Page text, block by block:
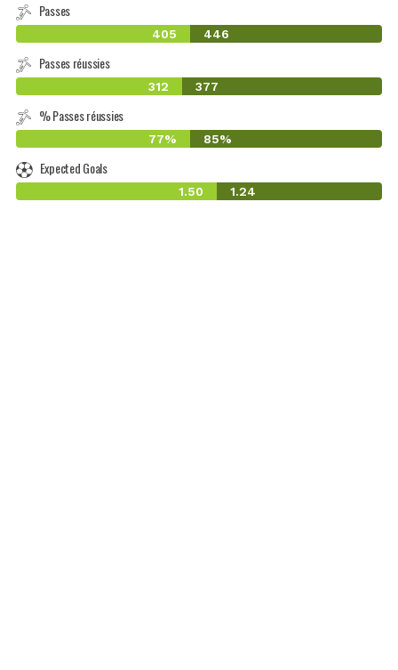
Passes
405 446
Passes réussies
312 377
% Passes réussies
77% 85%
Expected Goals
1.50 1.24